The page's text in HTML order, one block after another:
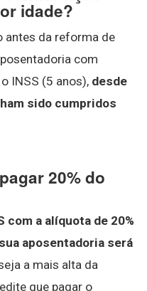
idade?
antes da reforma de
com
INSS (5 anos), desde
sido cumpridos
20% do
com a alíquota de 20%
aposentadoria será
a mais alta da
que pagar o